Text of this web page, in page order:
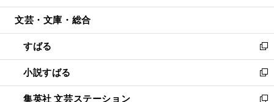
開
ウ
開
く
ン
ウ
で
開
く
ウ
ン
ド
ウ
で
開
く
文芸・文庫・総合
すばる
新
し
い
ウ
小説すばる
新
し
集英社 文芸ステーション